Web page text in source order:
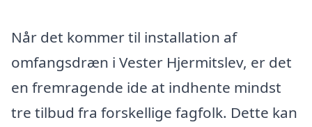
Når det kommer til installation af
omfangsdræn i Vester Hjermitslev, er det
en fremragende ide at indhente mindst
tre tilbud fra forskellige fagfolk. Dette kan